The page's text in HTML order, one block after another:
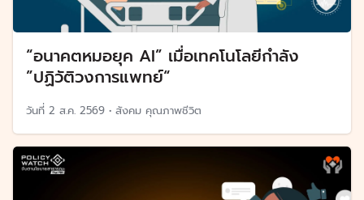
“อนาคตหมอยุค AI” เมื่อเทคโนโลยีกำลัง
”ปฏิวัติวงการแพทย์“
วันที่ 2 ส.ค. 2569 • สังคม คุณภาพชีวิต